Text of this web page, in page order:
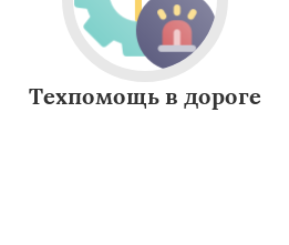
Техпомощь в дороге